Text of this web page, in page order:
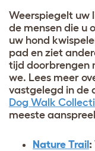
Weerspiegelt uw
de mensen die u
uw hond
pad en ziet
tijd doorbrengen
we. Lees meer
vastgelegd in de
Dog Walk
meeste
Nature Trail: